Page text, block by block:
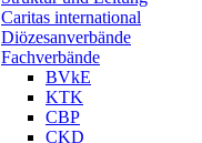
Caritas international
Diözesanverbände
Fachverbände
BVkE
KTK
CBP
CKD